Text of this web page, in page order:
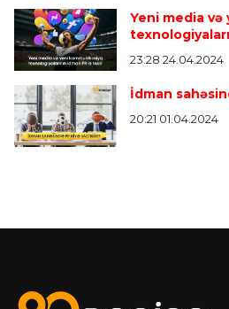
Yeni media və
23:28 24.04.2024
İdman
20:21 01.04.2024